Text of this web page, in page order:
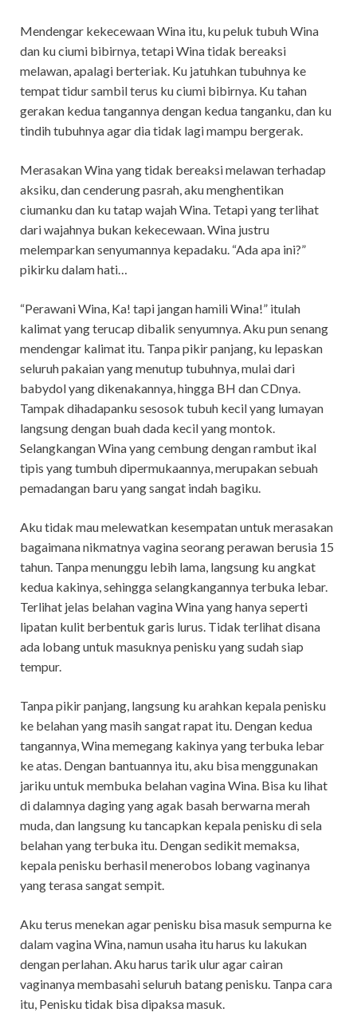
Mendengar kekecewaan Wina itu, ku peluk tubuh Wina
dan ku ciumi bibirnya, tetapi Wina tidak bereaksi
melawan, apalagi berteriak. Ku jatuhkan tubuhnya ke
tempat tidur sambil terus ku ciumi bibirnya. Ku tahan
gerakan kedua tangannya dengan kedua tanganku, dan ku
tindih tubuhnya agar dia tidak lagi mampu bergerak.
Merasakan Wina yang tidak bereaksi melawan terhadap
aksiku, dan cenderung pasrah, aku menghentikan
ciumanku dan ku tatap wajah Wina. Tetapi yang terlihat
dari wajahnya bukan kekecewaan. Wina justru
melemparkan senyumannya kepadaku. “Ada apa ini?”
pikirku dalam hati…
“Perawani Wina, Ka! tapi jangan hamili Wina!” itulah
kalimat yang terucap dibalik senyumnya. Aku pun senang
mendengar kalimat itu. Tanpa pikir panjang, ku lepaskan
seluruh pakaian yang menutup tubuhnya, mulai dari
babydol yang dikenakannya, hingga BH dan CDnya.
Tampak dihadapanku sesosok tubuh kecil yang lumayan
langsung dengan buah dada kecil yang montok.
Selangkangan Wina yang cembung dengan rambut ikal
tipis yang tumbuh dipermukaannya, merupakan sebuah
pemadangan baru yang sangat indah bagiku.
Aku tidak mau melewatkan kesempatan untuk merasakan
bagaimana nikmatnya vagina seorang perawan berusia 15
tahun. Tanpa menunggu lebih lama, langsung ku angkat
kedua kakinya, sehingga selangkangannya terbuka lebar.
Terlihat jelas belahan vagina Wina yang hanya seperti
lipatan kulit berbentuk garis lurus. Tidak terlihat disana
ada lobang untuk masuknya penisku yang sudah siap
tempur.
Tanpa pikir panjang, langsung ku arahkan kepala penisku
ke belahan yang masih sangat rapat itu. Dengan kedua
tangannya, Wina memegang kakinya yang terbuka lebar
ke atas. Dengan bantuannya itu, aku bisa menggunakan
jariku untuk membuka belahan vagina Wina. Bisa ku lihat
di dalamnya daging yang agak basah berwarna merah
muda, dan langsung ku tancapkan kepala penisku di sela
belahan yang terbuka itu. Dengan sedikit memaksa,
kepala penisku berhasil menerobos lobang vaginanya
yang terasa sangat sempit.
Aku terus menekan agar penisku bisa masuk sempurna ke
dalam vagina Wina, namun usaha itu harus ku lakukan
dengan perlahan. Aku harus tarik ulur agar cairan
vaginanya membasahi seluruh batang penisku. Tanpa cara
itu, Penisku tidak bisa dipaksa masuk.